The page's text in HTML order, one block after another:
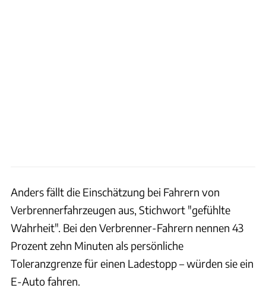
Anders fällt die Einschätzung bei Fahrern von
Verbrennerfahrzeugen aus, Stichwort "gefühlte
Wahrheit". Bei den Verbrenner-Fahrern nennen 43
Prozent zehn Minuten als persönliche
Toleranzgrenze für einen Ladestopp – würden sie ein
E-Auto fahren.